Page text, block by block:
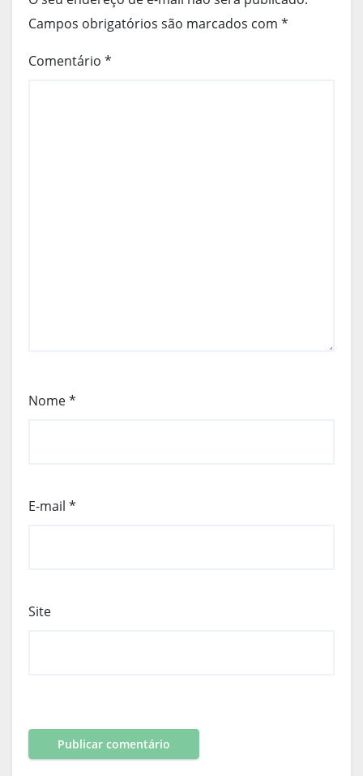
Campos obrigatórios são marcados com *
Comentário *
Nome*
E-mail *
Site